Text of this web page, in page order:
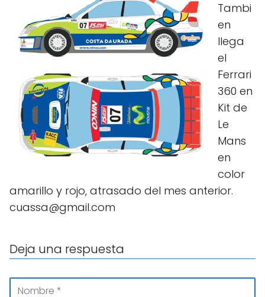
Tambi
en
llega
el
Ferrari
360 en
Kit de
Le
Mans
en
color
amarillo y rojo, atrasado del mes anterior.
cuassa@gmail.com
Deja una respuesta